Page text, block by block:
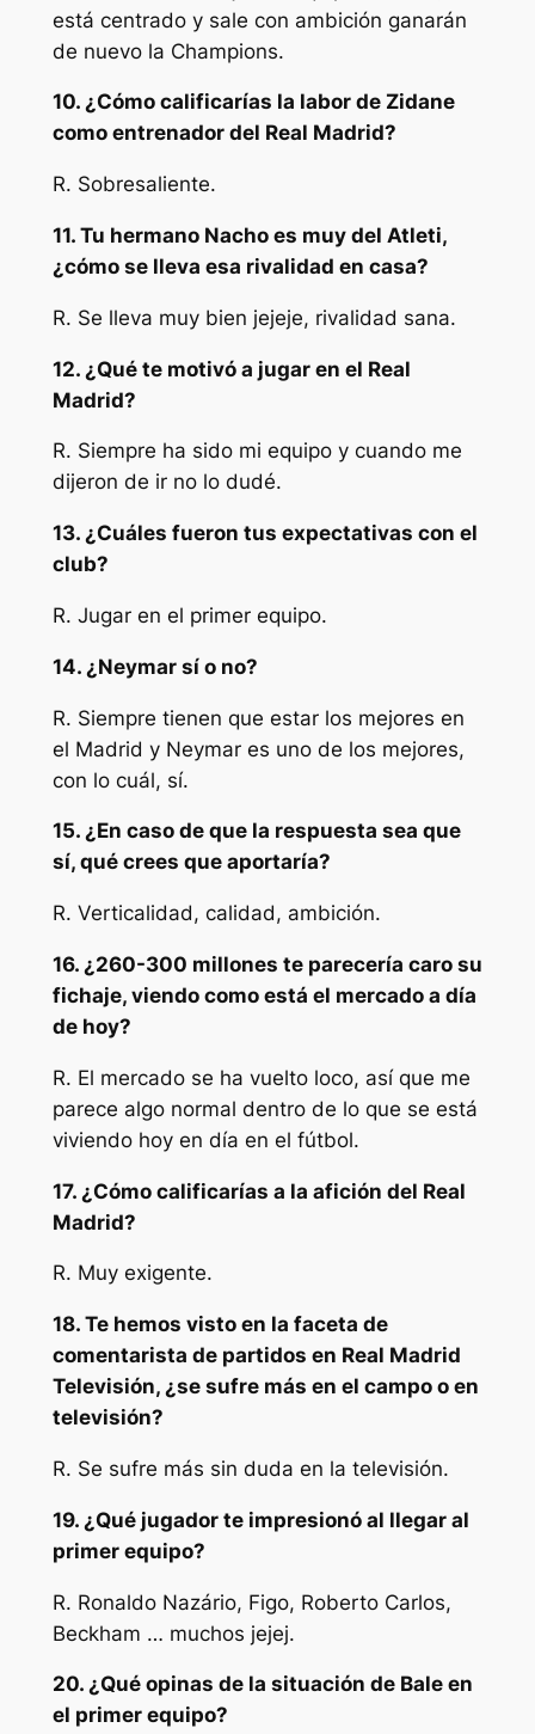
está centrado y sale con ambición ganarán
de nuevo la Champions.
10. ¿Cómo calificarías la labor de Zidane
como entrenador del Real Madrid?
R. Sobresaliente.
11. Tu hermano Nacho es muy del Atleti,
¿cómo se lleva esa rivalidad en casa?
R. Se lleva muy bien jejeje, rivalidad sana.
12. ¿Qué te motivó a jugar en el Real
Madrid?
R. Siempre ha sido mi equipo y cuando me
dijeron de ir no lo dudé.
13. ¿Cuáles fueron tus expectativas con el
club?
R. Jugar en el primer equipo.
14. ¿Neymar sí o no?
R. Siempre tienen que estar los mejores en
el Madrid y Neymar es uno de los mejores,
con lo cuál, sí.
15. ¿En caso de que la respuesta sea que
sí, qué crees que aportaría?
R. Verticalidad, calidad, ambición.
16. ¿260-300 millones te parecería caro su
fichaje, viendo como está el mercado a día
de hoy?
R. El mercado se ha vuelto loco, así que me
parece algo normal dentro de lo que se está
viviendo hoy en día en el fútbol.
17. ¿Cómo calificarías a la afición del Real
Madrid?
R. Muy exigente.
18. Te hemos visto en la faceta de
comentarista de partidos en Real Madrid
Televisión, ¿se sufre más en el campo o en
televisión?
R. Se sufre más sin duda en la televisión.
19. ¿Qué jugador te impresionó al llegar al
primer equipo?
R. Ronaldo Nazário, Figo, Roberto Carlos,
Beckham … muchos jejej.
20. ¿Qué opinas de la situación de Bale en
el primer equipo?